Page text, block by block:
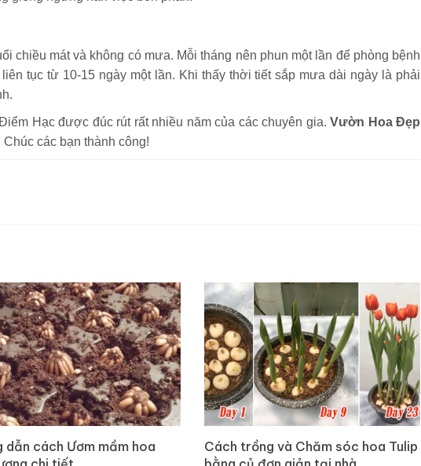
chiều mát và không có mưa. Mỗi tháng nên phun một lần để phòng bệnh
tục từ 10-15 ngày một lần. Khi thấy thời tiết sắp mưa dài ngày là phải
Hạc được đúc rút rất nhiều năm của các chuyên gia.Vườn Hoa Đẹp
các bạn thành công!
dẫn cách Ươm mầm hoa
Cách trồng và Chăm sóc hoa Tulip